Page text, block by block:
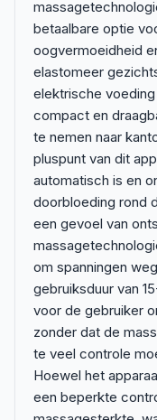
betaalbare optie
oogvermoeidheid
elastomeer
elektrische
compact en
te nemen naar
pluspunt van dit
automatisch is en
doorbloeding rond
een gevoel van
om spanningen
gebruiksduur van
voor de gebruiker
zonder dat de
te veel controle
Hoewel het
een beperkte